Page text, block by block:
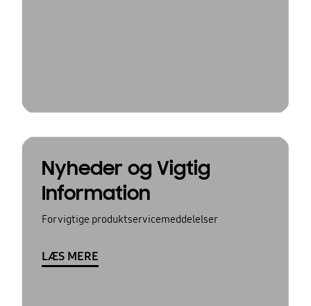
Nyheder og Vigtig
Information
For vigtige produktservicemeddelelser
LÆS MERE